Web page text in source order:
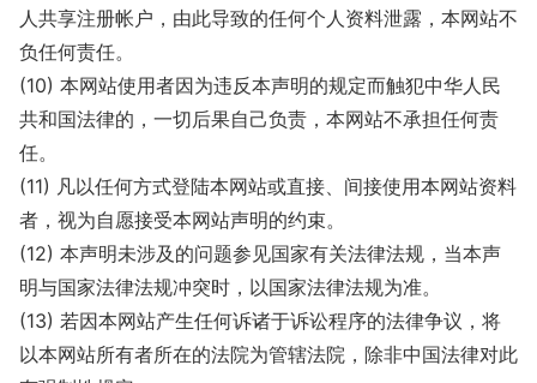
人共享注册帐户，由此导致的任何个人资料泄露，本网站不
负任何责任。
(10) 本网站使用者因为违反本声明的规定而触犯中华人民
共和国法律的，一切后果自己负责，本网站不承担任何责
任。
(11) 凡以任何方式登陆本网站或直接、间接使用本网站资料
者，视为自愿接受本网站声明的约束。
(12) 本声明未涉及的问题参见国家有关法律法规，当本声
明与国家法律法规冲突时，以国家法律法规为准。
(13) 若因本网站产生任何诉诸于诉讼程序的法律争议，将
以本网站所有者所在的法院为管辖法院，除非中国法律对此